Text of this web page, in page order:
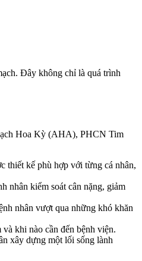
Đây không chỉ là quá trình
Hoa Kỳ (AHA), PHCN Tim
thiết kế phù hợp với từng cá nhân,
nhân kiểm soát cân nặng, giảm
nhân vượt qua những khó khăn
khi nào cần đến bệnh viện.
xây dựng một lối sống lành